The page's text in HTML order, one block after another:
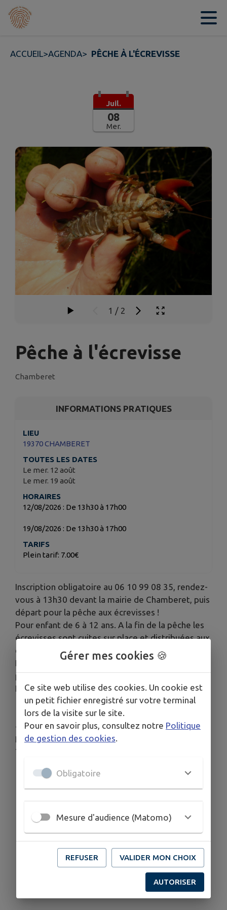
Contenu
ACCUEIL>AGENDA> PÊCHE À L'ÉCREVISSE
Juil.
08
Mer.
1 / 2
Pêche à l'écrevisse
Chamberet
INFORMATIONS PRATIQUES
LIEU
19370 CHAMBERET
TOUTES LES DATES
Le mer. 12 août
Le mer. 19 août
HORAIRES
12/08/2026 : De 13h30 à 17h00
19/08/2026 : De 13h30 à 17h00
TARIFS
Plein tarif: 7.00€
Inscription obligatoire au 06 10 99 08 35, rendez-
vous à 13h30 devant la mairie de Chamberet, puis
départ pour la pêche aux écrevisses !
Pour enfant de 6 à 12 ans. A la fin de la pêche les
écrevisses sont cuites sur place et distribuées aux
enfants, puis un petit goûter est proposé.
Le prix de 7€ comprend : le permis de pêche, le
prêt de balance et perche.
Les bottes sont fortement conseillées.
--
Informations complémentaires:
Téléphone cellulaire: +33 6 10 99 08 35
Gérer mes cookies 🍪
Ce site web utilise des cookies. Un cookie est
un petit fichier enregistré sur votre terminal
lors de la visite sur le site.
Pour en savoir plus, consultez notre Politique
de gestion des cookies.
Obligatoire
Mesure d'audience (Matomo)
REFUSER VALIDER MON CHOIX
AUTORISER